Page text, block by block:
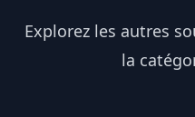
Explorez les autres
la